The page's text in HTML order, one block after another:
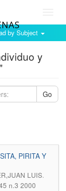
by Subject
y
Go
PIRITA Y
LUIS.
n.3 2000